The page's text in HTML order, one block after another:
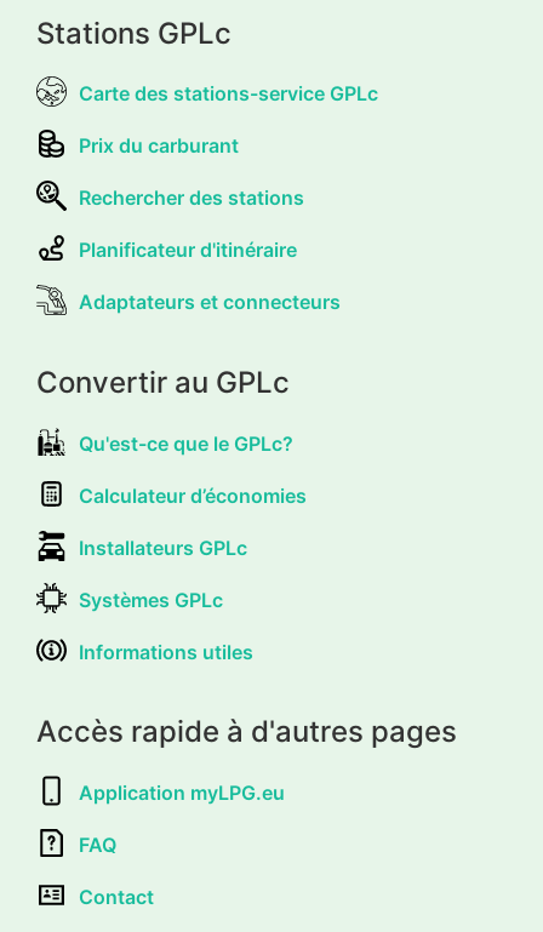
Stations GPLc
Carte des stations-service GPLc
Prix du carburant
Rechercher des stations
Planificateur d'itinéraire
Adaptateurs et connecteurs
Convertir au GPLc
Qu'est-ce que le GPLc?
Calculateur d’économies
Installateurs GPLc
Systèmes GPLc
Informations utiles
Accès rapide à d'autres pages
Application myLPG.eu
FAQ
Contact